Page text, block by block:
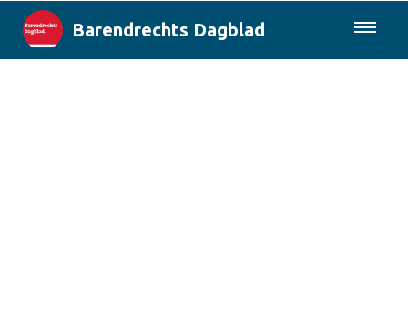
Barendrechts Dagblad